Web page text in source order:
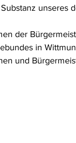
unseres
der
in
und